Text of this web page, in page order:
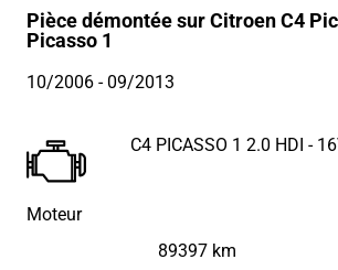
Pièce démontée sur Citroen C4
Picasso 1
10/2006- 09/2013
Moteur
C4 PICASSO 1 2.0 HDI -
89397 km